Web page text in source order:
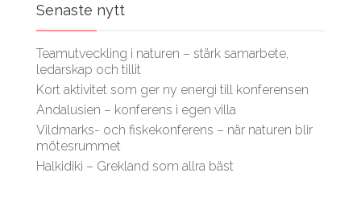
Senaste nytt
Teamutveckling i naturen – stärk samarbete,
ledarskap och tillit
Kort aktivitet som ger ny energi till konferensen
Andalusien – konferens i egen villa
Vildmarks- och fiskekonferens – när naturen blir
mötesrummet
Halkidiki – Grekland som allra bäst